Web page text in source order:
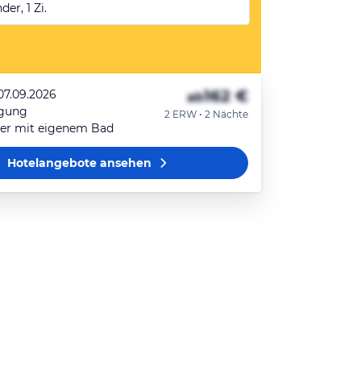
1 Zi.
mit eigenem Bad
ab162 €
2 ERW • 2 Nächte
Hotelangeboteansehen